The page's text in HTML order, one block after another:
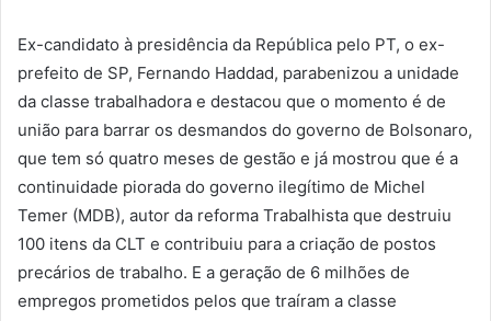
Ex-candidato à presidência da República pelo PT, o ex-
prefeito de SP, Fernando Haddad, parabenizou a unidade
da classe trabalhadora e destacou que o momento é de
união para barrar os desmandos do governo de Bolsonaro,
que tem só quatro meses de gestão e já mostrou que é a
continuidade piorada do governo ilegítimo de Michel
Temer (MDB), autor da reforma Trabalhista que destruiu
100 itens da CLT e contribuiu para a criação de postos
precários de trabalho. E a geração de 6 milhões de
empregos prometidos pelos que traíram a classe